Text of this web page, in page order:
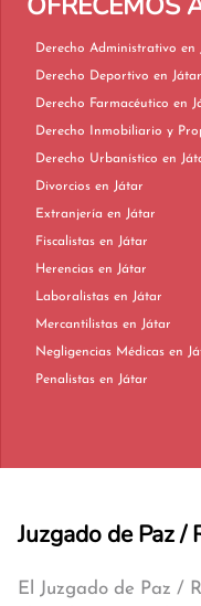
Derecho
Derecho Deportivo en Játar
Derecho
Derecho Urbanístico
Divorcios en Játar
Extranjería en Játar
Fiscalistas en Játar
Herencias en Játar
Laboralistas en Játar
Mercantilistas en Játar
Negligencias
Penalistas en Játar
Juzgado de Paz /
El Juzgado de Paz /